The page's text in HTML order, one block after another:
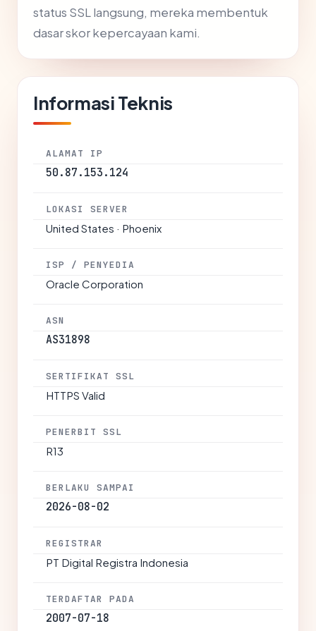
status SSL langsung, mereka membentuk
dasar skor kepercayaan kami.
Informasi Teknis
ALAMAT IP
50.87.153.124
LOKASI SERVER
United States · Phoenix
ISP / PENYEDIA
Oracle Corporation
ASN
AS31898
SERTIFIKAT SSL
HTTPS Valid
PENERBIT SSL
R13
BERLAKU SAMPAI
2026-08-02
REGISTRAR
PT Digital Registra Indonesia
TERDAFTAR PADA
2007-07-18